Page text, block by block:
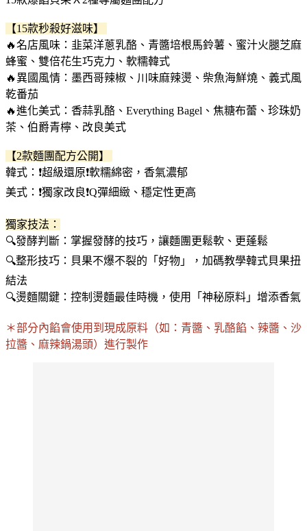
【15款秒殺好滋味】
🔥名店風味：韭菜洋蔥乳酪、青醬培根馬鈴薯、蜜汁火腿芝麻
蜂蜜、雙倍花生巧克力、軟糯韓式
🔥異國風情：墨西哥辣椒、川味麻辣燙、柴魚海鮮燒、義式風
乾番茄
🔥進化美式：香蒜乳酪、Everything Bagel、焦糖布蕾、珍珠奶
茶、伯爵青檸、改良美式
【2款麵團配方公開】
韓式：❗️超級還原❗️軟糯綿密，香氣濃郁
美式：❗️獨家改良❗️Q彈細緻、穩定性更高
獨家技法：
🔍發酵判斷：掌握發酵的技巧，讓麵團更鬆軟、更蓬鬆
🔍整形技巧：貝果不爆不裂的「好物」，加碼教學韓式貝果扭
結法
🔍燙麵關鍵：控制燙麵最佳時機，使用「神秘原料」增添香氣
＊部分內餡會使用到現成原料（如：青醬、乳酪餡、辣醬、沙
拉醬、麻辣鍋湯頭）進行製作